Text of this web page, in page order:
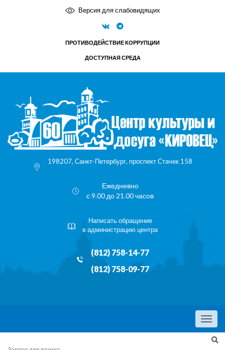
Версия для слабовидящих
ПРОТИВОДЕЙСТВИЕ КОРРУПЦИИ
ДОСТУПНАЯ СРЕДА
198207, Санкт-Петербург, проспект Стачек 158
Ежедневно
с 9.00 до 21.00 часов
Написать обращение
в администрацию центра
(812) 758-14-77
(812) 758-09-77
Menu